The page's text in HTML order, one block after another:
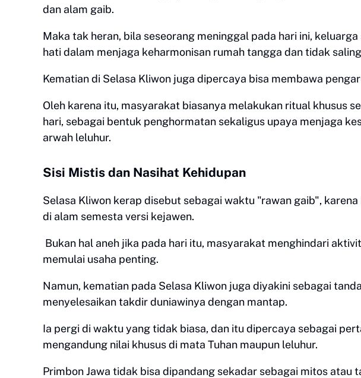
dan alam gaib.
Maka tak heran, bila seseorang meninggal pada hari ini,
hati dalam menjaga keharmonisan rumah tangga dan tidak
Kematian di Selasa Kliwon juga dipercaya bisa membawa
Oleh karena itu, masyarakat biasanya melakukan ritual khusus
hari, sebagai bentuk penghormatan sekaligus upaya menjaga
arwah leluhur.
Sisi Mistis dan Nasihat Kehidupan
Selasa Kliwon kerap disebut sebagai waktu "rawan gaib",
di alam semesta versi kejawen.
Bukan hal aneh jika pada hari itu, masyarakat menghindari
memulai usaha penting.
Namun, kematian pada Selasa Kliwon juga diyakini sebagai
menyelesaikan takdir duniawinya dengan mantap.
Ia pergi di waktu yang tidak biasa, dan itu dipercaya sebagai
mengandung nilai khusus di mata Tuhan maupun leluhur.
Primbon Jawa tidak bisa dipandang sekadar sebagai mitos atau